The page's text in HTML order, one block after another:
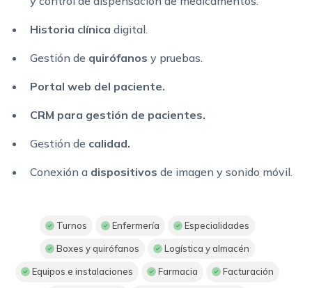
Historia clínica digital.
Gestión de quirófanos y pruebas.
Portal web del paciente.
CRM para gestión de pacientes.
Gestión de calidad.
Conexión a dispositivos de imagen y sonido móvil.
Turnos Enfermería Especialidades
Boxes y quirófanos Logística y almacén
Equipos e instalaciones Farmacia Facturación